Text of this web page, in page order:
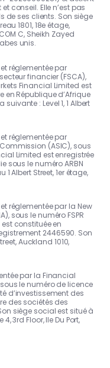
conseil. Elle n’est pas
de ses clients. Son siège
1801, 18e étage,
C, Sheikh Zayed
unis.
réglementée par
financier (FSCA),
Financial Limited est
en République d’Afrique
: Level 1, 1 Albert
réglementée par
(ASIC), sous
Limited est enregistrée
sous le numéro ARBN
Albert Street, 1er étage,
réglementée par la New
sous le numéro FSPR
est constituée en
2446590. Son
Auckland 1010,
par la Financial
le numéro de licence
d’investissement des
des sociétés des
siège social est situé à
3rd Floor, Ile Du Port,